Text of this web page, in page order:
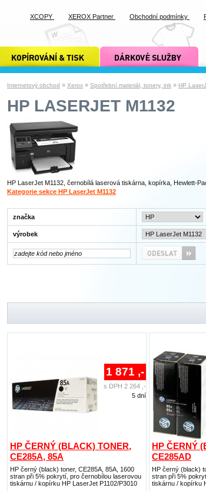
Internetový obchod » Xerox » Spotřební materiál, tonery, ink » HP
HP LASERJET M1132
HP LaserJet M1132, černobílá laserová tiskárna, kopírka, Hewlett-
Kategorie sekce HP LaserJet M1132
značka
výrobek
HP ČERNÝ (BLACK) TONER,
CE285A, 85A
HP černý (black) toner, CE285A, 85A, 1600
stran při 5% pokrytí, pro černobílou laserovou
tiskárnu / kopírku HP LaserJet P1102/P3010
1 871 ,-
s DPH 2 264 ,-
5 dní
HP ČERNÝ
CE285AD
HP černý (black)
stran při 5%
tiskárnu / kopírku
a tisk xcopy dárkové služby xcopy
XCOPY XEROX Partner Obchodní podmínky